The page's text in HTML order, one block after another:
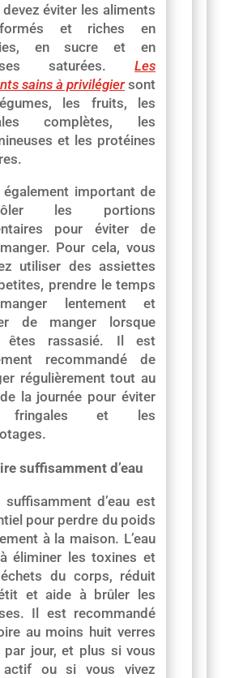
éviter les aliments
et riches en
en sucre et en
saturées.Les
sains à privilégiersont
les fruits, les
complètes, les
et les protéines
important de
les portions
pour éviter de
Pour cela, vous
utiliser des assiettes
prendre le temps
lentement et
de manger lorsque
êtes rassasié. Il est
recommandé de
régulièrement tout au
la journée pour éviter
fringales et les
suffisamment d’eau
suffisamment d’eau est
pour perdre du poids
à la maison. L’eau
éliminer les toxines et
du corps, réduit
et aide à brûler les
Il est recommandé
au moins huit verres
par jour, et plus si vous
actif ou si vous vivez